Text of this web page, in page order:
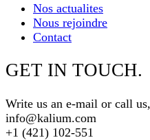
Nos actualites
Nous rejoindre
Contact
GET IN TOUCH.
Write us an e-mail or call us,
info@kalium.com
+1 (421) 102-551